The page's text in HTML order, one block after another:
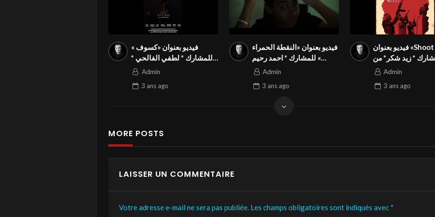
فيديو بعنوان «كسوف »
للمشارك * لطفي الفالحي *
من تونس في المسابقة
الدولي Season3 FIVS
Admin
3 ans ago
فيديو بعنوان «النقطة الحمراء
» للمشارك * احمد رحيم
البغدادي* من العراق في
بالمهرجان الدولي Season3
Admin
3 ans ago
فيديو بعنوان «Shoot »
* زيد شكر* من
في المسابقة الدولية
Season3 FIVS
Admin
3 ansago
MORE POSTS
LAISSER UN COMMENTAIRE
Votre adresse e-mail ne sera pas publiée. Les champs obligatoires sont indiqués avec *